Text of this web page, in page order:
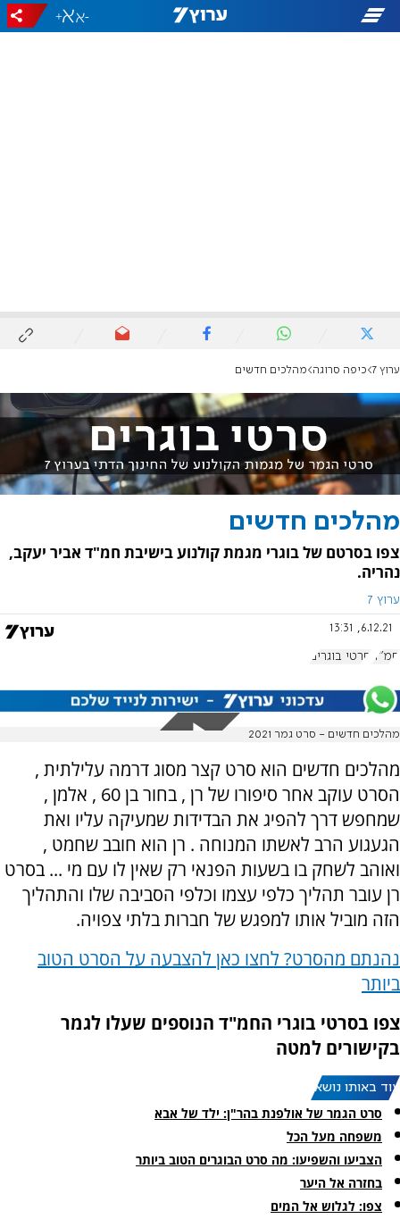
-
+
ערוץ 7 כיפה סרוגה מהלכים חדשים
מהלכים חדשים
צפו בסרטם של בוגרי מגמת קולנוע בישיבת חמ"ד אביר יעקב,
נהריה.
ערוץ 7
6.12.21, 13:31
חמ"ד סרטי בוגרים
מהלכים חדשים - סרט גמר 2021
מהלכים חדשים הוא סרט קצר מסוג דרמה עלילתית ,
הסרט עוקב אחר סיפורו של רן , בחור בן 60 , אלמן ,
שמחפש דרך להפיג את הבדידות שמעיקה עליו ואת
הגעגוע הרב לאשתו המנוחה . רן הוא חובב שחמט ,
ואוהב לשחק בו בשעות הפנאי רק שאין לו עם מי ... בסרט
רן עובר תהליך כלפי עצמו וכלפי הסביבה שלו והתהליך
הזה מוביל אותו למפגש של חברות בלתי צפויה.
נהנתם מהסרט? לחצו כאן להצבעה על הסרט הטוב
ביותר
צפו בסרטי בוגרי החמ"ד הנוספים שעלו לגמר
בקישורים למטה
עוד באותו נושא:
סרט הגמר של אולפנת בהר"ן: ילד של אבא
משפחה מעל הכל
הצביעו והשפיעו: מה סרט הבוגרים הטוב ביותר
בחזרה אל היער
צפו: לגלוש אל המים